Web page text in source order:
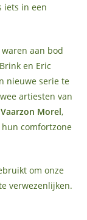
iets in een
aan bod
en Eric
nieuwe serie te
artiesten van
Morel,
comfortzone
om onze
verwezenlijken.